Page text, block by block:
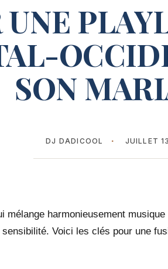
UNE
SON
DJ DADICOOL JUILLET
mélange harmonieusement
Voici les clés pour une